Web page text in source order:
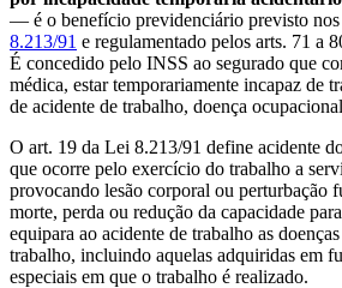
— é o benefício previdenciário previsto nos
8.213/91 e regulamentado pelos arts. 71 a
É concedido pelo INSS ao segurado que
médica, estar temporariamente incapaz de
de acidente de trabalho, doença
O art. 19 da Lei 8.213/91 define acidente
que ocorre pelo exercício do trabalho a
provocando lesão corporal ou perturbação
morte, perda ou redução da capacidade
equipara ao acidente de trabalho as
trabalho, incluindo aquelas adquiridas em
especiais em que o trabalho é realizado.